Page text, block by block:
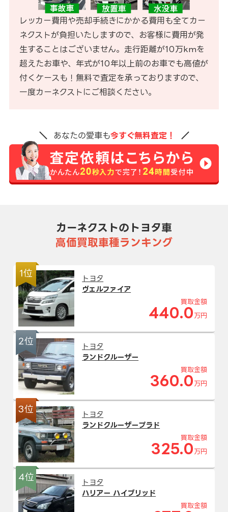
レッカー費用や売却手続きにかかる費用も全てカー
ネクストが負担いたしますので、お客様に費用が発
生することはございません。走行距離が10万kmを
超えたお車や、年式が10年以上前のお車でも高値が
付くケースも！無料で査定を承っておりますので、
一度カーネクストにご相談ください。
あなたの愛車も今すぐ無料査定！
カーネクストのトヨタ車
高価買取車種ランキング
1位
トヨタ
ヴェルファイア
買取金額
440.0 万円
2位
トヨタ
ランドクルーザー
買取金額
360.0 万円
3位
トヨタ
ランドクルーザープラド
買取金額
325.0 万円
4位
トヨタ
ハリアー ハイブリッド
買取金額